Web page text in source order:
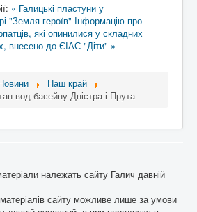
« Галицькі пластуни у
"Земля героїв" Інформацію про
які опинилися у складних
внесено до ЄІАС "Діти" »
Наш край
вод басейну Дністра і Прута
належать сайту Галич давній
сайту можливе лише за умови